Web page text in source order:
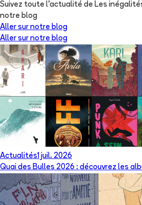
Suivez toute l'actualité de Les
notre blog
Aller sur notre blog
Aller sur notre blog
Actualités1 juil. 2026
Quai des Bulles 2026 : découvrez les